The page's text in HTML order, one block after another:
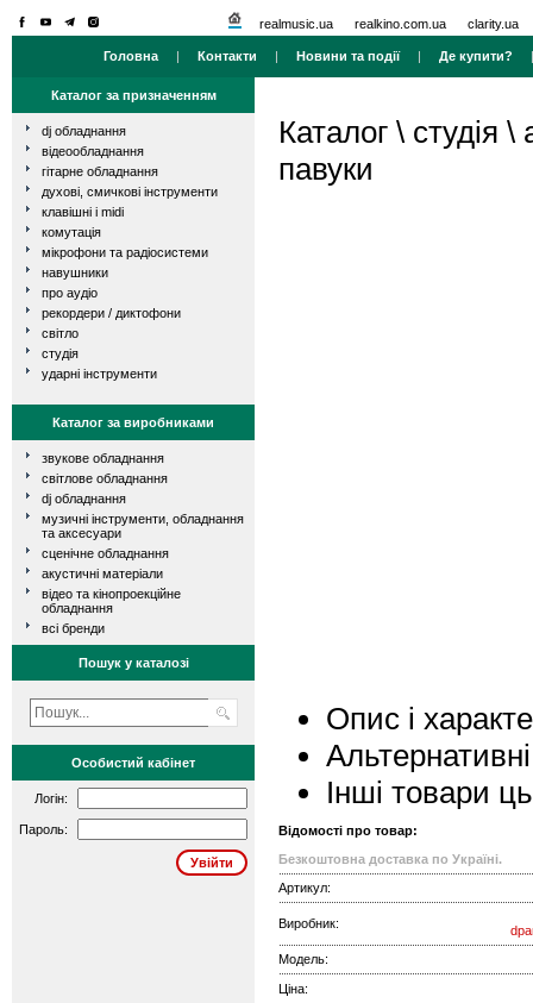
realmusic.ua realkino.com.ua clarity.ua
Головна | Контакти | Новини та події| Де купити?
Каталог за призначенням
dj обладнання
відеообладнання
гітарне обладнання
духові, смичкові інструменти
клавішні і midi
комутація
мікрофони та радіосистеми
навушники
про аудіо
рекордери / диктофони
світло
студія
ударні інструменти
Каталог за виробниками
звукове обладнання
світлове обладнання
dj обладнання
музичні інструменти, обладнання
та аксесуари
сценічне обладнання
акустичні матеріали
відео та кінопроекційне
обладнання
всі бренди
Пошук у каталозі
Особистий кабінет
Логін:
Пароль:
Каталог \ студія \
павуки
Опис і
Інші товари
Відомості про товар:
Безкоштовна доставка по Україні.
Артикул:
Виробник:
Модель:
Ціна: